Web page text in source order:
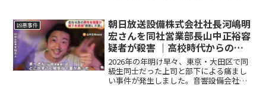
ず、控訴審で逆転有罪となり、約7年間服
役するとい...
凶悪事件
朝日放送設備株式会社社長河嶋明
宏さんを同社営業部長山中正裕容
疑者が殺害 ｜高校時代からの旧
友の動機
2026年の年明け早々、東京・大田区で同
級生同士だった上司と部下による痛まし
い事件が発生しました。音響設備会社の